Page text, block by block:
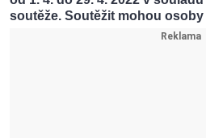
soutěže. Soutěžit mohou osoby